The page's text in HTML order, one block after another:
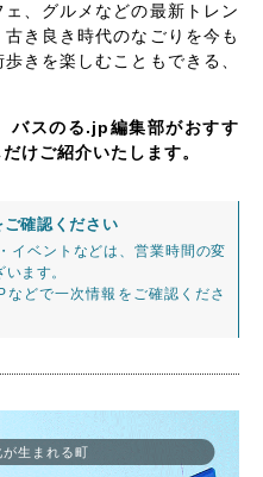
、グルメなどの最新トレン
き良き時代のなごりを今も
きを楽しむこともできる、
バスのる.jp編集部がおすす
けご紹介いたします。
確認ください
イベントなどは、営業時間の変
ます。
どで一次情報をご確認くださ
生まれる町